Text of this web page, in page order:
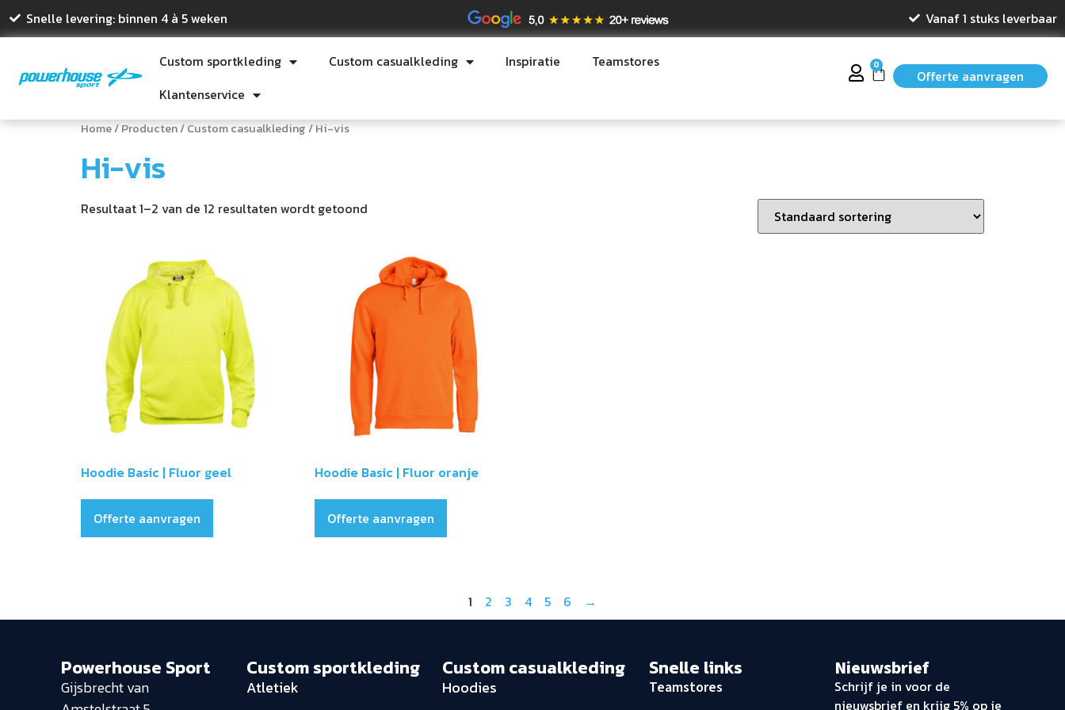
Snelle levering: binnen 4 à 5 weken Vanaf 1 stuks leverbaar
Custom sportkleding Custom casualkleding Inspiratie
Teamstores
Klantenservice
0
Offerte aanvragen
Home/Producten/Custom casualkleding/ Hi-vis
Hi-vis
Resultaat 1–2 van de 12 resultaten wordt getoond
Hoodie Basic | Fluor geel
Offerte aanvragen
Hoodie Basic | Fluor oranje
Offerte aanvragen
1 2 3 4 5 6 →
Powerhouse Sport
Gijsbrecht van
Custom sportkleding
Atletiek
Custom casualkleding
Hoodies
Snelle links
Teamstores
Nieuwsbrief
Schrijf je in voor de
nieuwsbrief en krijg 5% op je